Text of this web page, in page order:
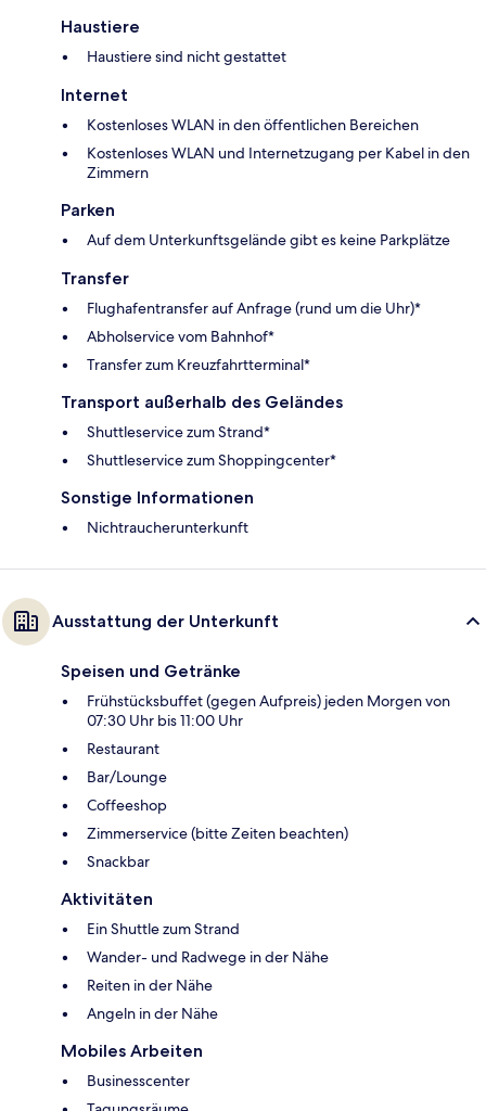
Haustiere
Haustiere sind nicht gestattet
Internet
Kostenloses WLAN in den öffentlichen Bereichen
Kostenloses WLAN und Internetzugang per Kabel in den
Zimmern
Parken
Auf dem Unterkunftsgelände gibt es keine Parkplätze
Transfer
Flughafentransfer auf Anfrage (rund um die Uhr)*
Abholservice vom Bahnhof*
Transfer zum Kreuzfahrtterminal*
Transport außerhalb des Geländes
Shuttleservice zum Strand*
Shuttleservice zum Shoppingcenter*
Sonstige Informationen
Nichtraucherunterkunft
Ausstattung der Unterkunft
Speisen und Getränke
Frühstücksbuffet (gegen Aufpreis) jeden Morgen von
07:30 Uhr bis 11:00 Uhr
Restaurant
Bar/Lounge
Coffeeshop
Zimmerservice (bitte Zeiten beachten)
Snackbar
Aktivitäten
Ein Shuttle zum Strand
Wander- und Radwege in der Nähe
Reiten in der Nähe
Angeln in der Nähe
Mobiles Arbeiten
Businesscenter